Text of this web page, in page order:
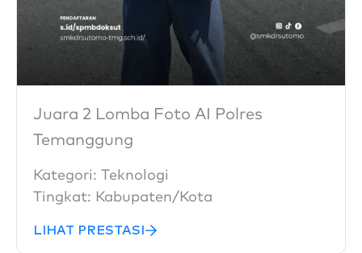
Juara 2 Lomba Foto AI Polres
Temanggung
Kategori: Teknologi
Tingkat: Kabupaten/Kota
LIHAT PRESTASI